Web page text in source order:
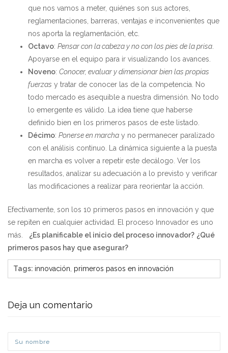
que nos vamos a meter, quiénes son sus actores,
reglamentaciones, barreras, ventajas e inconvenientes que
nos aporta la reglamentación, etc.
Octavo: Pensar con la cabeza y no con los pies de la prisa
Apoyarse en el equipo para ir visualizando los avances.
Noveno: Conocer, evaluar y dimensionar bien las propias
fuerzas y tratar de conocer las de la competencia. No
todo mercado es asequible a nuestra dimensión. No todo
lo emergente es válido. La idea tiene que haberse
definido bien en los primeros pasos de este listado.
Décimo: Ponerse en marcha y no permanecer paralizado
con el análisis continuo. La dinámica siguiente a la puesta
en marcha es volver a repetir este decálogo. Ver los
resultados, analizar su adecuación a lo previsto y verificar
las modificaciones a realizar para reorientar la acción.
Efectivamente, son los 10 primeros pasos en innovación y que
se repiten en cualquier actividad. El proceso Innovador es uno
más. ¿Es planificable el inicio del proceso innovador? ¿Qué
primeros pasos hay que asegurar?
Tags: innovación primeros pasos en innovación
Deja un comentario